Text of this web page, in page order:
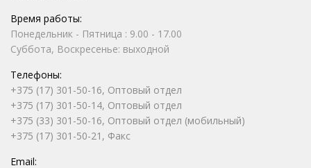
Время работы:
Понедельник - Пятница : 9.00 - 17.00
Суббота, Воскресенье: выходной
Телефоны:
+375 (17) 301-50-16, Оптовый отдел
+375 (17) 301-50-14, Оптовый отдел
+375 (33) 301-50-16, Оптовый отдел (мобильный)
+375 (17) 301-50-21, Факс
Email: